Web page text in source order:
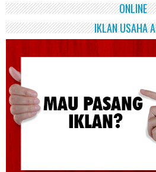
ONLINE
IKLAN USAHA